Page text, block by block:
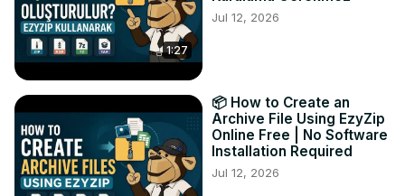
1:27
Jul 12, 2026
📦 How to Create an
Archive File Using EzyZip
Online Free | No Software
Installation Required
Jul 12, 2026